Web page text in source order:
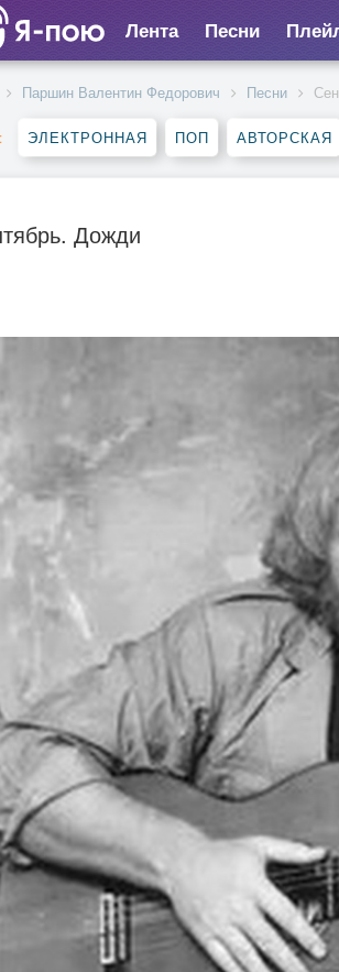
Лента Песни
Паршин Валентин Федорович Песни
ЭЛЕКТРОННАЯ ПОП АВТОРСКАЯ
Дожди